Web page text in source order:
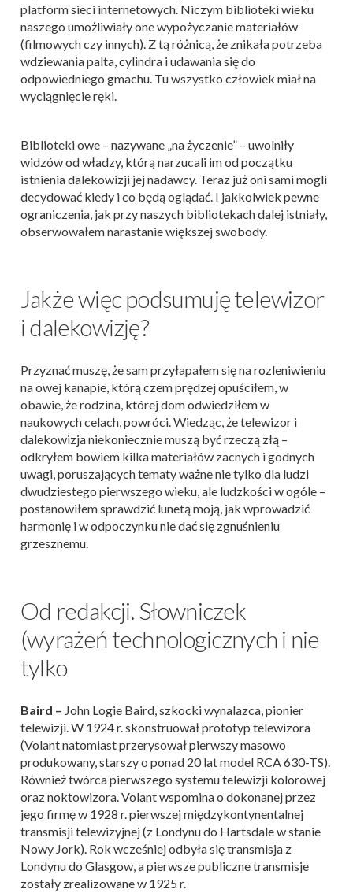
platform sieci internetowych. Niczym biblioteki wieku
naszego umożliwiały one wypożyczanie materiałów
(filmowych czy innych). Z tą różnicą, że znikała potrzeba
wdziewania palta, cylindra i udawania się do
odpowiedniego gmachu. Tu wszystko człowiek miał na
wyciągnięcie ręki.
Biblioteki owe – nazywane „na życzenie” – uwolniły
widzów od władzy, którą narzucali im od początku
istnienia dalekowizji jej nadawcy. Teraz już oni sami mogli
decydować kiedy i co będą oglądać. I jakkolwiek pewne
ograniczenia, jak przy naszych bibliotekach dalej istniały,
obserwowałem narastanie większej swobody.
Jakże więc podsumuję telewizor
i dalekowizję?
Przyznać muszę, że sam przyłapałem się na rozleniwieniu
na owej kanapie, którą czem prędzej opuściłem, w
obawie, że rodzina, której dom odwiedziłem w
naukowych celach, powróci. Wiedząc, że telewizor i
dalekowizja niekoniecznie muszą być rzeczą złą –
odkryłem bowiem kilka materiałów zacnych i godnych
uwagi, poruszających tematy ważne nie tylko dla ludzi
dwudziestego pierwszego wieku, ale ludzkości w ogóle –
postanowiłem sprawdzić lunetą moją, jak wprowadzić
harmonię i w odpoczynku nie dać się zgnuśnieniu
grzesznemu.
Od redakcji. Słowniczek
(wyrażeń technologicznych i nie
tylko
Baird – John Logie Baird, szkocki wynalazca, pionier
telewizji. W 1924 r. skonstruował prototyp telewizora
(Volant natomiast przerysował pierwszy masowo
produkowany, starszy o ponad 20 lat model RCA 630-TS).
Również twórca pierwszego systemu telewizji kolorowej
oraz noktowizora. Volant wspomina o dokonanej przez
jego firmę w 1928 r. pierwszej międzykontynentalnej
transmisji telewizyjnej (z Londynu do Hartsdale w stanie
Nowy Jork). Rok wcześniej odbyła się transmisja z
Londynu do Glasgow, a pierwsze publiczne transmisje
zostały zrealizowane w 1925 r.